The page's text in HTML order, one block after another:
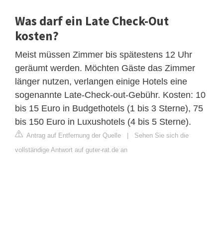
Was darf ein Late Check-Out
kosten?
Meist müssen Zimmer bis spätestens 12 Uhr
geräumt werden. Möchten Gäste das Zimmer
länger nutzen, verlangen einige Hotels eine
sogenannte Late-Check-out-Gebühr. Kosten: 10
bis 15 Euro in Budgethotels (1 bis 3 Sterne), 75
bis 150 Euro in Luxushotels (4 bis 5 Sterne).
Antrag auf Entfernung der Quelle | Sehen Sie sich die
vollständige Antwort auf guter-rat.de an